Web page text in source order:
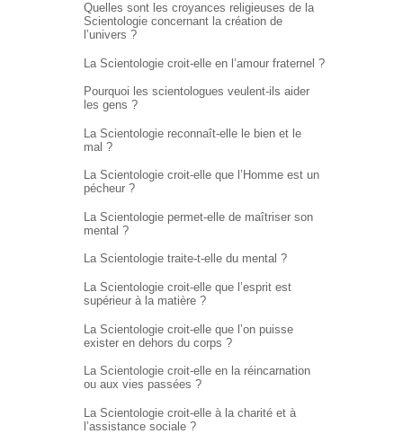
Quelles sont les croyances religieuses de la
Scientologie concernant la création de
l’univers ?
La Scientologie croit-elle en l’amour fraternel ?
Pourquoi les scientologues veulent-ils aider
les gens ?
La Scientologie reconnaît-elle le bien et le
mal ?
La Scientologie croit-elle que l’Homme est un
pécheur ?
La Scientologie permet-elle de maîtriser son
mental ?
La Scientologie traite-t-elle du mental ?
La Scientologie croit-elle que l’esprit est
supérieur à la matière ?
La Scientologie croit-elle que l’on puisse
exister en dehors du corps ?
La Scientologie croit-elle en la réincarnation
ou aux vies passées ?
La Scientologie croit-elle à la charité et à
l’assistance sociale ?